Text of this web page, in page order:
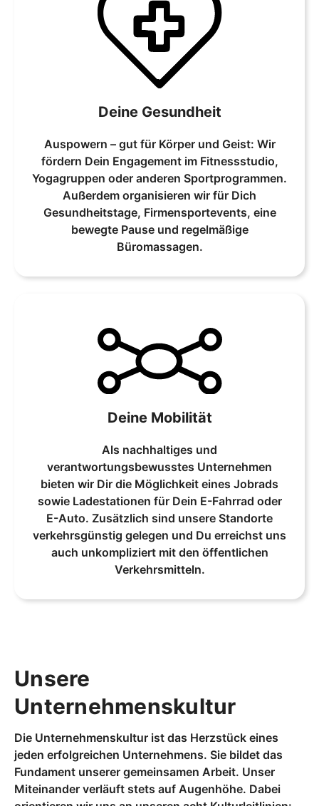
Deine Gesundheit
Auspowern – gut für Körper und Geist: Wir
fördern Dein Engagement im Fitnessstudio,
Yogagruppen oder anderen Sportprogrammen.
Außerdem organisieren wir für Dich
Gesundheitstage, Firmensportevents, eine
bewegte Pause und regelmäßige
Büromassagen.
Deine Mobilität
Als nachhaltiges und
verantwortungsbewusstes Unternehmen
bieten wir Dir die Möglichkeit eines Jobrads
sowie Ladestationen für Dein E-Fahrrad oder
E-Auto. Zusätzlich sind unsere Standorte
verkehrsgünstig gelegen und Du erreichst uns
auch unkompliziert mit den öffentlichen
Verkehrsmitteln.
Unsere
Unternehmenskultur
Die Unternehmenskultur ist das Herzstück eines
jeden erfolgreichen Unternehmens. Sie bildet das
Fundament unserer gemeinsamen Arbeit. Unser
Miteinander verläuft stets auf Augenhöhe. Dabei